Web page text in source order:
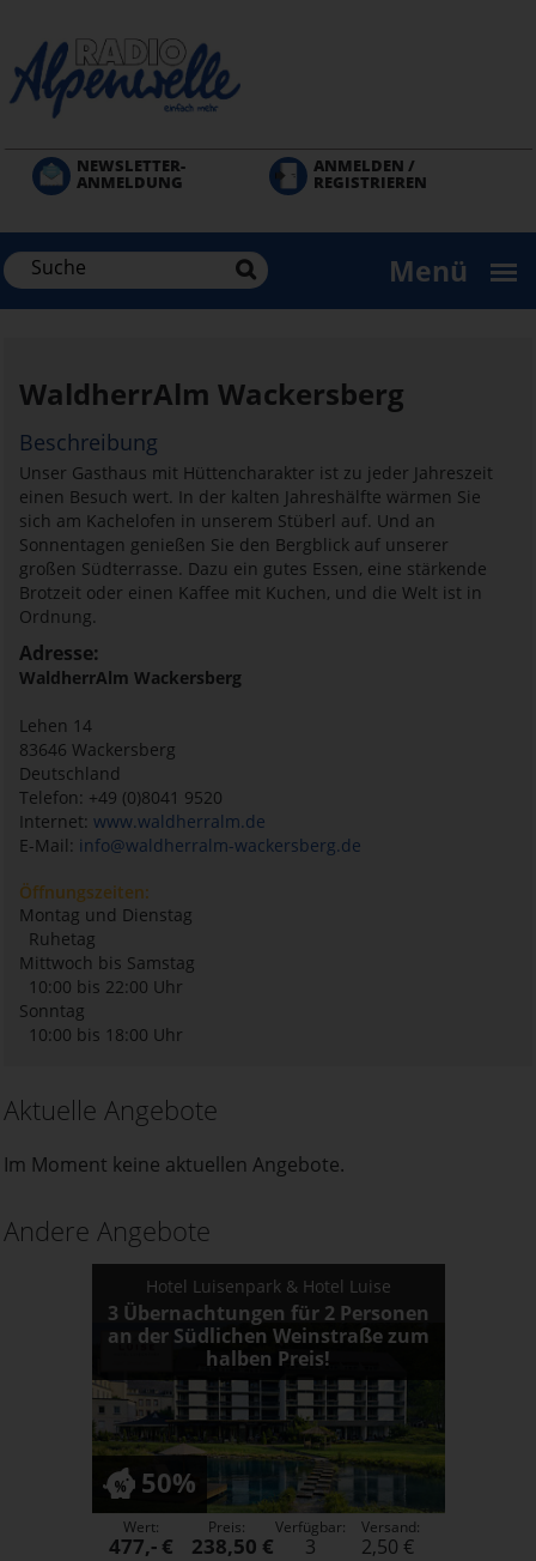
Inhalt
NEWSLETTER-
ANMELDUNG
ANMELDEN /
REGISTRIEREN
Menü
WaldherrAlm Wackersberg
Beschreibung
Unser Gasthaus mit Hüttencharakter ist zu jeder Jahreszeit
einen Besuch wert. In der kalten Jahreshälfte wärmen Sie
sich am Kachelofen in unserem Stüberl auf. Und an
Sonnentagen genießen Sie den Bergblick auf unserer
großen Südterrasse. Dazu ein gutes Essen, eine stärkende
Brotzeit oder einen Kaffee mit Kuchen, und die Welt ist in
Ordnung.
Adresse:
WaldherrAlm Wackersberg
Lehen 14
83646 Wackersberg
Deutschland
Telefon: +49 (0)8041 9520
Internet: www.waldherralm.de
E-Mail: info@waldherralm-wackersberg.de
Öffnungszeiten:
Montag und Dienstag
Ruhetag
Mittwoch bis Samstag
10:00 bis 22:00 Uhr
Sonntag
10:00 bis 18:00 Uhr
Aktuelle Angebote
Im Moment keine aktuellen Angebote.
Andere Angebote
Hotel Luisenpark & Hotel Luise
3 Übernachtungen für 2 Personen
an der Südlichen Weinstraße zum
halben Preis!
50%
Wert:
477,- €
Preis:
238,50 €
Verfügbar:
3
Versand:
2,50 €